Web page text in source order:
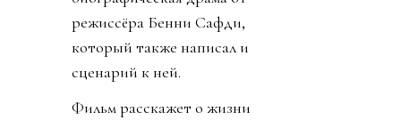
режиссёра Бенни Сафди,
который также написал и
сценарий к ней.
Фильм расскажет о жизни